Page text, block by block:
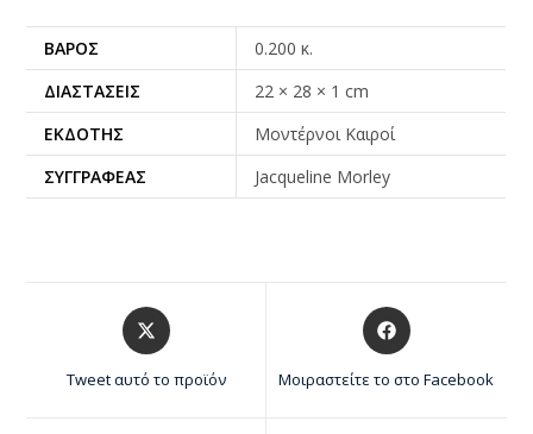
ΒΆΡΟΣ
0.200 κ.
ΔΙΑΣΤΆΣΕΙΣ
22 × 28 × 1 cm
ΕΚΔΌΤΗΣ
Μοντέρνοι Καιροί
ΣΥΓΓΡΑΦΈΑΣ
Jacqueline Morley
Tweet αυτό το προϊόν Μοιραστείτε το στο Facebook